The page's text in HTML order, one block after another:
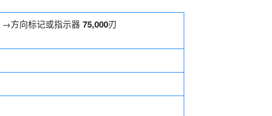
→方向标记或指示器 75,000刃